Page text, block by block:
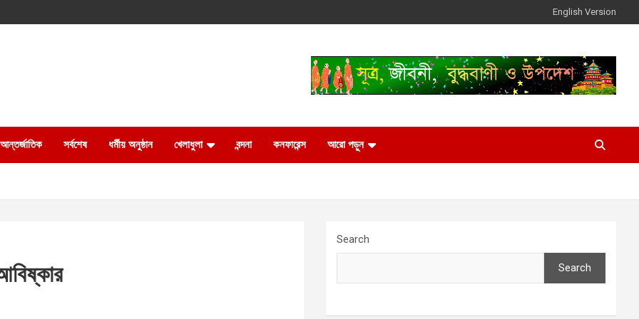
English Version
আন্তর্জাতিক সর্বশেষ ধর্মীয় অনুষ্ঠান খেলাধুলা বন্দনা কনফারেন্স আরো পড়ুন
Search
Search